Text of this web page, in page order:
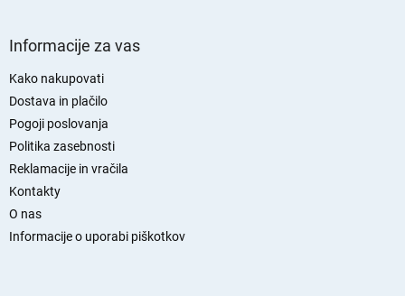
Informacije za vas
Kako nakupovati
Dostava in plačilo
Pogoji poslovanja
Politika zasebnosti
Reklamacije in vračila
Kontakty
O nas
Informacije o uporabi piškotkov